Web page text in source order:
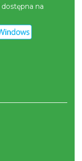
dostępna na